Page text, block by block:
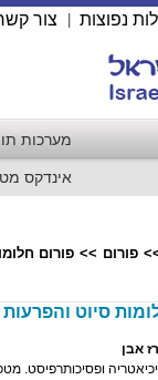
נפוצות צור
מערכות
אינדקס
פורום >> פורום
סיוט
אבן
ופסיכותרפיסט.